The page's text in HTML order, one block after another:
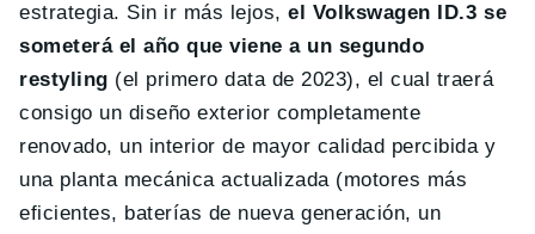
estrategia. Sin ir más lejos,el Volkswagen ID.3 se
someterá el año que viene a un segundo
restyling (el primero data de 2023), el cual traerá
consigo un diseño exterior completamente
renovado, un interior de mayor calidad percibida y
una planta mecánica actualizada (motores más
eficientes, baterías de nueva generación, un